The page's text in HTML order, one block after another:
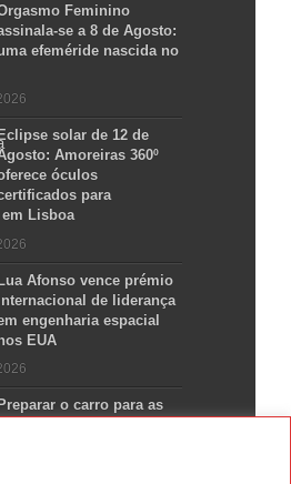
Feminino
se a 8 de Agosto:
efeméride nascida no
Eclipse solar de 12 de
Amoreiras 360º
óculos
para
Lisboa
Lua Afonso vence prémio
de liderança
engenharia espacial
EUA
Preparar o carro para as